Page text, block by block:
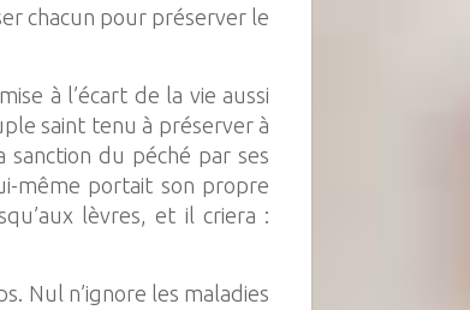
chacun pour préserver le
à l’écart de la vie aussi
saint tenu à préserver à
du péché par ses
même portait son propre
lèvres, et il criera :
Nul n’ignore les maladies